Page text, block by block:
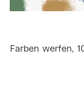
Farben werfen,